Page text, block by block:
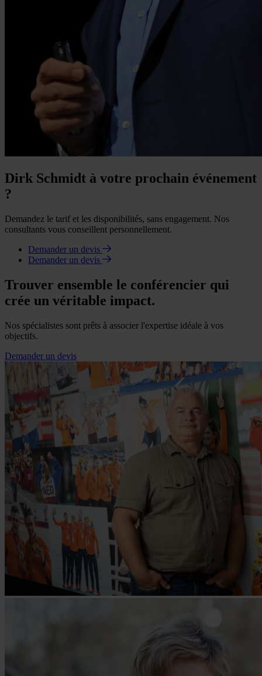
Dirk Schmidt à votre prochain événement
?
Demandez le tarif et les disponibilités, sans engagement. Nos
consultants vous conseillent personnellement.
Demander un devis
Demander un devis
Trouver ensemble le conférencier qui
crée un véritable impact.
Nos spécialistes sont prêts à associer l'expertise idéale à vos
objectifs.
Demander un devis